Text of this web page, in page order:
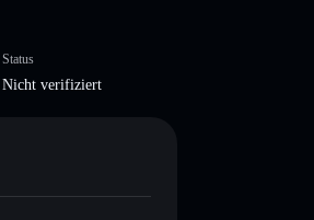
Status
Nicht verifiziert